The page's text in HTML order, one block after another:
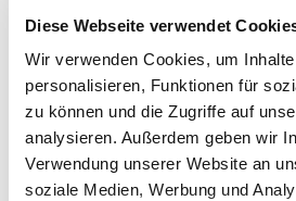
Diese Webseite verwendet
Wir verwenden Cookies, um
personalisieren, Funktionen für
zu können und die Zugriffe auf
analysieren. Außerdem geben wir
Verwendung unserer Website an
soziale Medien, Werbung und
Offene Seminare
Tagen im Palais
Wirte-und Unternehmerbrief
Lernplattform BOUNTI
Partner
Branchennahe